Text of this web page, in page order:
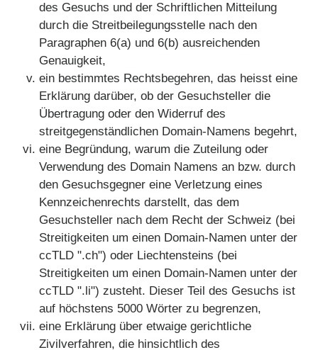
des Gesuchs und der Schriftlichen Mitteilung
durch die Streitbeilegungsstelle nach den
Paragraphen 6(a) und 6(b) ausreichenden
Genauigkeit,
ein bestimmtes Rechtsbegehren, das heisst eine
Erklärung darüber, ob der Gesuchsteller die
Übertragung oder den Widerruf des
streitgegenständlichen Domain-Namens begehrt,
eine Begründung, warum die Zuteilung oder
Verwendung des Domain Namens an bzw. durch
den Gesuchsgegner eine Verletzung eines
Kennzeichenrechts darstellt, das dem
Gesuchsteller nach dem Recht der Schweiz (bei
Streitigkeiten um einen Domain-Namen unter der
ccTLD ".ch") oder Liechtensteins (bei
Streitigkeiten um einen Domain-Namen unter der
ccTLD ".li") zusteht. Dieser Teil des Gesuchs ist
auf höchstens 5000 Wörter zu begrenzen,
eine Erklärung über etwaige gerichtliche
Zivilverfahren, die hinsichtlich des